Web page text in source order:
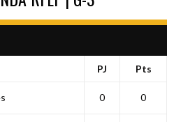
PJ Pts
0 0